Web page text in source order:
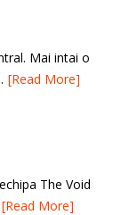
Mai intai o
[Read More]
The Void
[Read More]